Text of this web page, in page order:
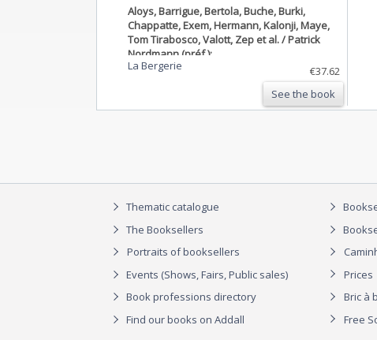
Aloys, Barrigue, Bertola, Buche, Burki,
Chappatte, Exem, Hermann, Kalonji, Maye,
Tom Tirabosco, Valott, Zep et al. / Patrick
Nordmann (préf.):
700e. Pas de quoi jubiler. La Suisse vue par
La Bergerie
€37.62
See the book
Thematic catalogue
The Booksellers
Portraits of booksellers
Events (Shows, Fairs, Public sales)
Book professions directory
Find our books on Addall
Prices
Bric à
Free